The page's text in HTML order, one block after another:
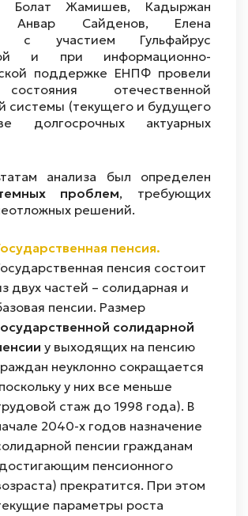
Болат Жамишев, Кадыржан
Анвар Сайденов, Елена
с участием Гульфайрус
и при информационно-
поддержке ЕНПФ провели
отечественной
системы (текущего и будущего
долгосрочных актуарных
анализа был определен
проблем, требующих
решений.
пенсия.
пенсия состоит
двух частей – солидарная и
пенсии. Размер
солидарной
у выходящих на пенсию
неуклонно сокращается
у них все меньше
стаж до 1998 года). В
2040-х годов назначение
пенсии гражданам
пенсионного
прекратится. При этом
параметры роста